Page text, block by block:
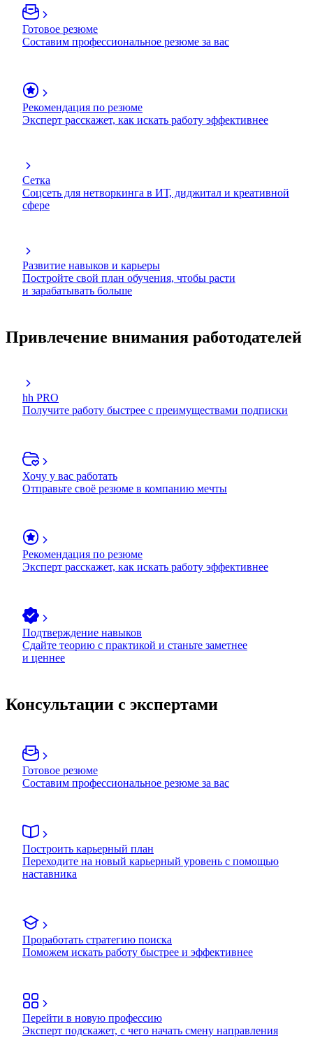
Готовое резюме
Составим профессиональное резюме за вас
Рекомендация по резюме
Эксперт расскажет, как искать работу эффективнее
Сетка
Соцсеть для нетворкинга в ИТ, диджитал и креативной
сфере
Развитие навыков и карьеры
Постройте свой план обучения, чтобы расти
и зарабатывать больше
Привлечение внимания работодателей
hh PRO
Получите работу быстрее с преимуществами подписки
Хочу у вас работать
Отправьте своё резюме в компанию мечты
Рекомендация по резюме
Эксперт расскажет, как искать работу эффективнее
Подтверждение навыков
Сдайте теорию с практикой и станьте заметнее
и ценнее
Консультации с экспертами
Готовое резюме
Составим профессиональное резюме за вас
Построить карьерный план
Переходите на новый карьерный уровень с помощью
наставника
Проработать стратегию поиска
Поможем искать работу быстрее и эффективнее
Перейти в новую профессию
Эксперт подскажет, с чего начать смену направления